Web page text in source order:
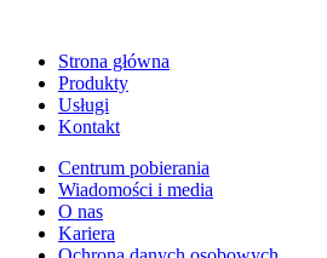
Strona główna
Produkty
Usługi
Kontakt
Centrum pobierania
Wiadomości i media
O nas
Kariera